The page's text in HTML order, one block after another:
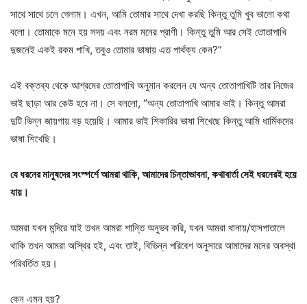
সাথে সাথে চলে গেলাম। এখন, আমি তোমার সাথে দেখা করছি কিন্তু তুমি খুব ভালো কথা
বলো। তোমাকে মনে হয় সদয় এবং নরম মনের প্রাণী। কিন্তু তুমি আর সেই তোতাপাখি
দুজনেই একই রকম পাখি, তবুও তোমার ভাষায় এত পার্থক্য কেন?”
এই বক্তব্য থেকে আশ্রমের তোতাপাখি অনুমান করলেন যে অন্য তোতাপাখিটি তার নিজের
ভাই ছাড়া আর কেউ হবে না। সে বললো, “অন্য তোতাপাখি আমার ভাই। কিন্তু আমরা
দুটি ভিন্ন জায়গায় বড় হয়েছি। আমার ভাই শিকারির ভাষা শিখেছে কিন্তু আমি ধার্মিকদের
ভাষা শিখেছি।
যে ধরনের মানুষদের সংস্পর্শে আমরা থাকি, আমাদের চিন্তাভাবনা, কথাবার্তা সেই ধরনেরই হয়ে
যায়।
আমরা যখন মন্দিরে যাই তখন আমরা শান্তি অনুভব করি, যখন আমরা থানায়/হাসপাতালে
থাকি তখন আমরা অস্থির হই, এবং তাই, বিভিন্ন পরিবেশ অনুসারে আমাদের মনের অবস্থা
পরিবর্তিত হয়।
কেন এমন হয়?